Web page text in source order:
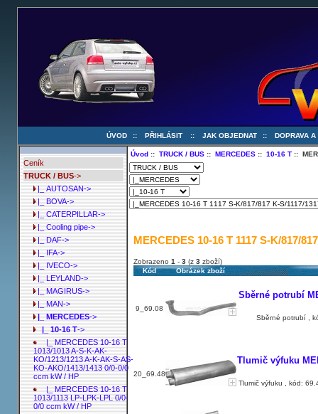
ÚVOD :: PŘIHLÁSIT :: JAK OBJEDNAT :: DOPRAVA A
Ceník
TRUCK / BUS->
|_ AUTOSAN->
|_ BOVA->
|_ CATERPILLAR->
|_ Cooling pipe->
|_ DAF->
|_ IFA->
|_ IVECO->
|_ LEYLAND->
|_ MAGIRUS->
|_ MAN->
|_ MERCEDES->
|_ 10-16 T->
|_ MERCEDES 10-16 T
1013/1013 A-S-K-AK-
KO/1213/1213 A-K-AK-S-AS-
KO-AKO/1413/1413 0/0-0/0
ccm kW / HP
|_ MERCEDES 10-16 T
1013/1113 LP-LPK-LPL 0/0-
0/0 ccm kW / HP
Úvod ::TRUCK / BUS ::MERCEDES ::10-16 T ::
MERCEDES 10-16 T 1117 S-K/817/
Zobrazeno 1 - 3(z 3zboží)
Kód
Obrázek zboží
9_69.08
Sběrné potrubí
Sběrné potrubí ,
20_69.48
Tlumič výfuku
Tlumič výfuku , kód: